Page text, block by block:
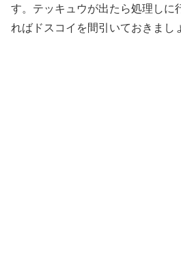
す。テッキュウが出たら処理しに
ればドスコイを間引いておきまし